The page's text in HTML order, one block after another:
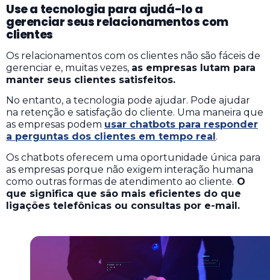
Use a tecnologia para ajudá-lo a
gerenciar seus relacionamentos com
clientes
Os relacionamentos com os clientes não são fáceis de
gerenciar e, muitas vezes, as empresas lutam para
manter seus clientes satisfeitos.
No entanto, a tecnologia pode ajudar. Pode ajudar
na retenção e satisfação do cliente. Uma maneira que
as empresas podem usar chatbots para responder
a perguntas dos clientes em tempo real .
Os chatbots oferecem uma oportunidade única para
as empresas porque não exigem interação humana
como outras formas de atendimento ao cliente. O
que significa que são mais eficientes do que
ligações telefônicas ou consultas por e-mail.